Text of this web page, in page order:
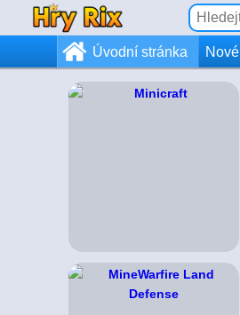
Úvodní stránka Nové